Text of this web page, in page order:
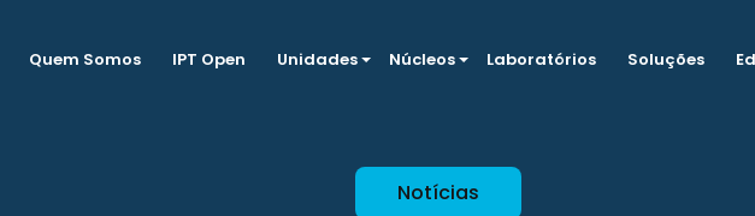
Quem Somos IPT Open Unidades Núcleos Laboratórios Soluções
Notícias